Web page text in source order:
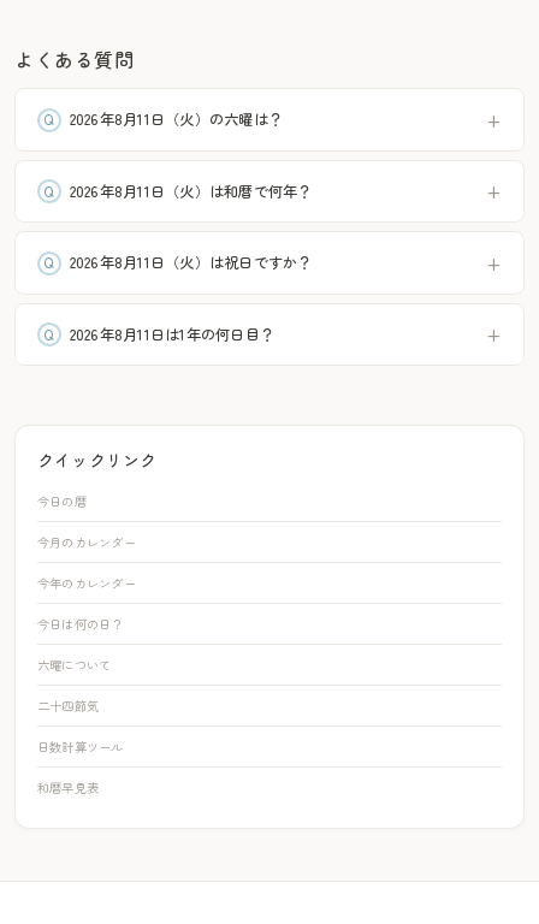
よくある質問
2026年8月11日（火）の六曜は？
2026年8月11日（火）は和暦で何年？
2026年8月11日（火）は祝日ですか？
2026年8月11日は1年の何日目？
クイックリンク
今日の暦
今月のカレンダー
今年のカレンダー
今日は何の日？
六曜について
二十四節気
日数計算ツール
和暦早見表